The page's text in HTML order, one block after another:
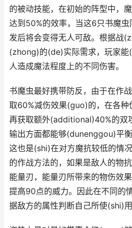
的被动技能，在初始的阵型中，
达到50%的效率，当这6只书魔
发后将会变得无人可敌。根据战
(zhong)的(de)实际需求，玩家
人造成魔法程度上的不同伤害。
书魔虫最好携带防反，由于在作
取60%减伤效果(guo)的，在各种
再获取额外(additional)40%的双
输出方面都能够(dunenggou)平
这也是(shi)在对方魔抗较低的情
的作战方法的，如果是敌人的物
能量刃，能量刃所带来的物伤效
提高90点的威力。因此在不同的
据敌方的属性判断自己所使(shi)用